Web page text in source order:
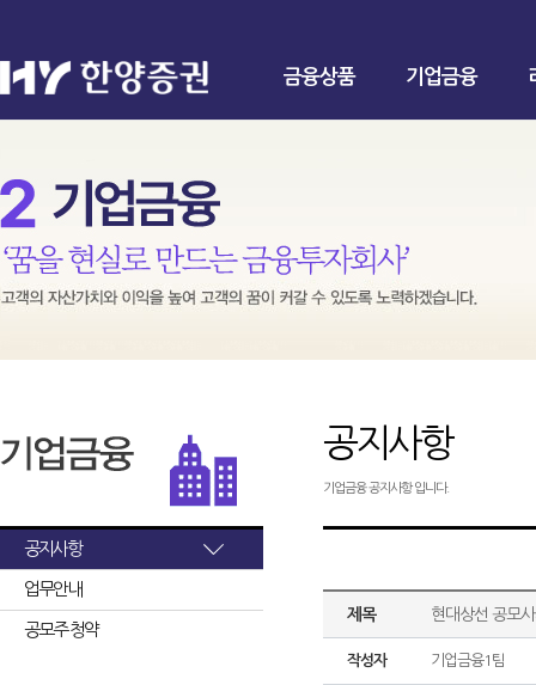
금융상품 기업금융
공지사항
업무안내
공모주 청약
공지사항
기업금융 공지사항 입니다.
제목 현대상선 공모
작성자 기업금융1팀